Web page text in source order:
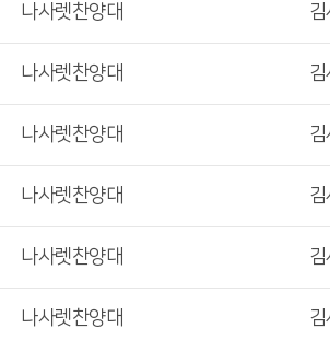
나사렛찬양대
나사렛찬양대
나사렛찬양대
나사렛찬양대
나사렛찬양대
나사렛찬양대